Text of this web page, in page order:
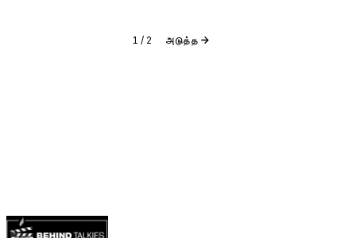
1 / 2 அடுத்த